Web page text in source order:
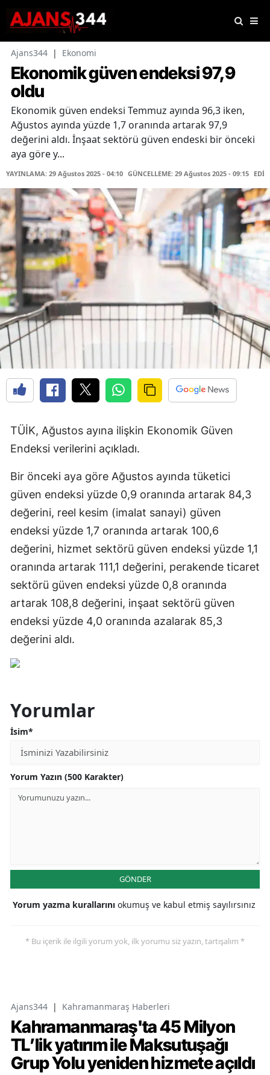
Ajans344 | Ekonomi
Ekonomik güven endeksi 97,9
oldu
Ekonomik güven endeksi Temmuz ayında 96,3 iken,
Ağustos ayında yüzde 1,7 oranında artarak 97,9
değerini aldı. İnşaat sektörü güven endeski bir önceki
aya göre y...
YAYINLAMA: 29 Ağustos 2025 - 04:10 GÜNCELLEME: 29 Ağustos 2025 - 09:15
TÜİK, Ağustos ayına ilişkin Ekonomik Güven
Endeksi verilerini açıkladı.
Bir önceki aya göre Ağustos ayında tüketici
güven endeksi yüzde 0,9 oranında artarak 84,3
değerini, reel kesim (imalat sanayi) güven
endeksi yüzde 1,7 oranında artarak 100,6
değerini, hizmet sektörü güven endeksi yüzde 1,1
oranında artarak 111,1 değerini, perakende ticaret
sektörü güven endeksi yüzde 0,8 oranında
artarak 108,8 değerini, inşaat sektörü güven
endeksi yüzde 4,0 oranında azalarak 85,3
değerini aldı.
Yorumlar
İsim*
Yorum Yazın (500 Karakter)
GÖNDER
Yorum yazma kurallarını okumuş ve kabul etmiş sayılırsınız
* Bu içerik ile ilgili yorum yok, ilk yorumu siz yazın, tartışalım *
Ajans344 | Kahramanmaraş Haberleri
Kahramanmaraş'ta 45 Milyon
TL’lik yatırım ile Maksutuşağı
Grup Yolu yeniden hizmete açıldı